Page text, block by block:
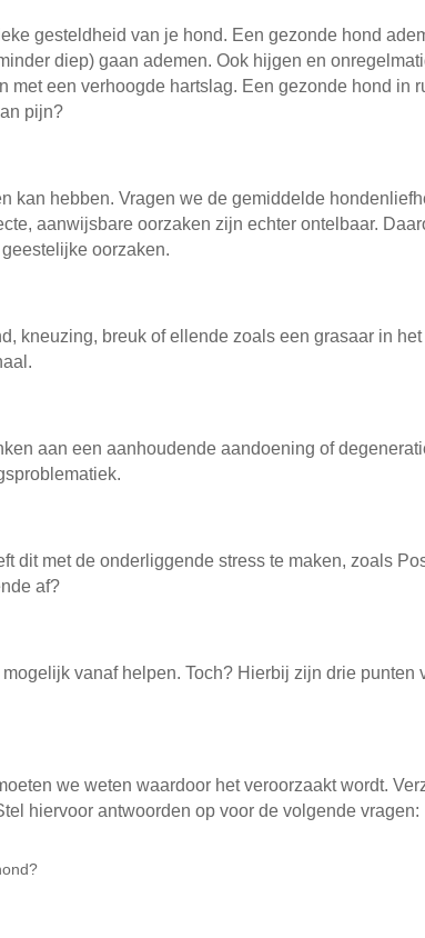
gesteldheid van je hond. Een gezonde hond
diep) gaan ademen. Ook hijgen en
een verhoogde hartslag. Een gezonde hond in
pijn?
kan hebben. Vragen we de gemiddelde
aanwijsbare oorzaken zijn echter ontelbaar.
oorzaken.
kneuzing, breuk of ellende zoals een grasaar in
aan een aanhoudende aandoening of
dit met de onderliggende stress te maken, zoals
af?
vanaf helpen. Toch? Hierbij zijn drie punten
we weten waardoor het veroorzaakt wordt.
hiervoor antwoorden op voor de volgende vragen: